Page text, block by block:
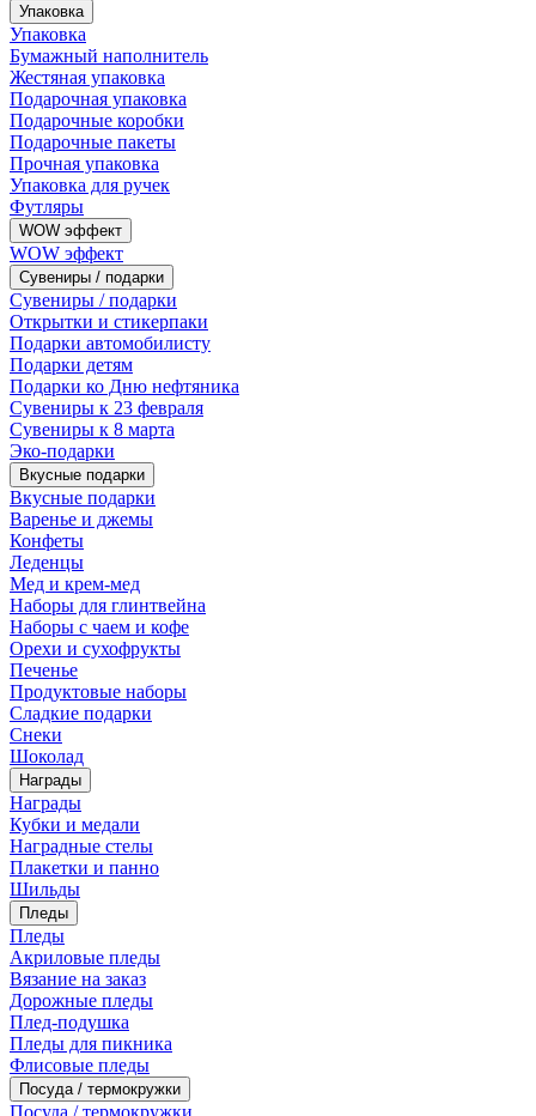
Упаковка
Упаковка
Бумажный наполнитель
Жестяная упаковка
Подарочная упаковка
Подарочные коробки
Подарочные пакеты
Прочная упаковка
Упаковка для ручек
Футляры
WOW эффект
WOW эффект
Сувениры / подарки
Сувениры / подарки
Открытки и стикерпаки
Подарки автомобилисту
Подарки детям
Подарки ко Дню нефтяника
Сувениры к 23 февраля
Сувениры к 8 марта
Эко-подарки
Вкусные подарки
Вкусные подарки
Варенье и джемы
Конфеты
Леденцы
Мед и крем-мед
Наборы для глинтвейна
Наборы с чаем и кофе
Орехи и сухофрукты
Печенье
Продуктовые наборы
Сладкие подарки
Снеки
Шоколад
Награды
Награды
Кубки и медали
Наградные стелы
Плакетки и панно
Шильды
Пледы
Пледы
Акриловые пледы
Вязание на заказ
Дорожные пледы
Плед-подушка
Пледы для пикника
Флисовые пледы
Посуда / термокружки
Посуда / термокружки